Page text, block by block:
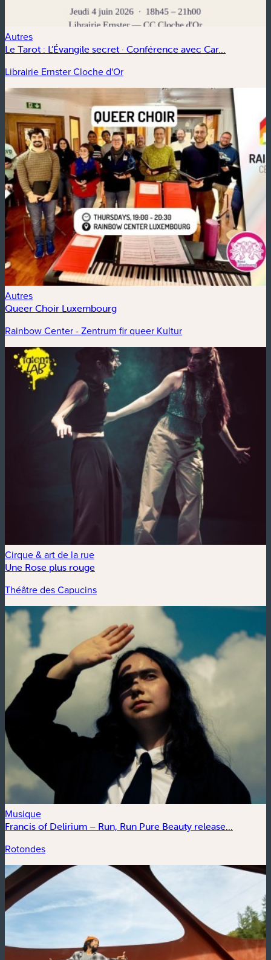
Autres
Le Tarot : L’Évangile secret · Conférence avec Car...
Librairie Ernster Cloche d'Or
Autres
Queer Choir Luxembourg
Rainbow Center - Zentrum fir queer Kultur
Cirque & art de la rue
Une Rose plus rouge
Théâtre des Capucins
Musique
Francis of Delirium – Run, Run Pure Beauty release...
Rotondes